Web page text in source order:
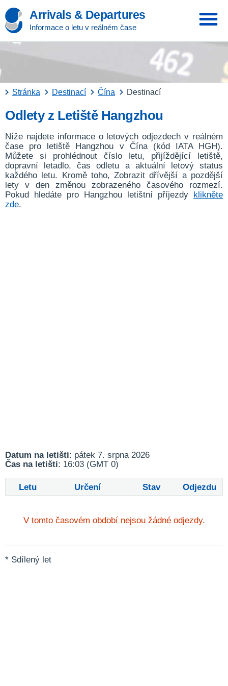
Arrivals & Departures
Informace o letu v reálném čase
Stránka Destinací Čína Destinací
Odlety z Letiště Hangzhou
Níže najdete informace o letových odjezdech v reálném
čase pro letiště Hangzhou v Čína (kód IATA HGH).
Můžete si prohlédnout číslo letu, přijíždějící letiště,
dopravní letadlo, čas odletu a aktuální letový status
každého letu. Kromě toho, Zobrazit dřívější a pozdější
lety v den změnou zobrazeného časového rozmezí.
Pokud hledáte pro Hangzhou letištní příjezdy klikněte
zde.
Datum na letišti: pátek 7. srpna 2026
Čas na letišti: 16:03 (GMT 0)
Letu Určení Stav Odjezdu
V tomto časovém období nejsou žádné odjezdy.
* Sdílený let